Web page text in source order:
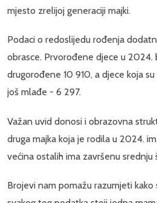
mjesto zrelijoj generaciji majki.
Podaci o redoslijedu rođenja
obrasce. Prvorođene djece u 2024.
drugorođene 10 910, a djece koja
još mlađe - 6 297.
Važan uvid donosi i obrazovna
druga majka koja je rodila u 2024.
većina ostalih ima završenu srednju
Brojevi nam pomažu razumjeti